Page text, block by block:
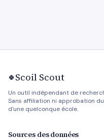
🍀Scoil Scout
Un outil indépendant de
Sans affiliation ni approbation
d'une quelconque école.
Sources des données